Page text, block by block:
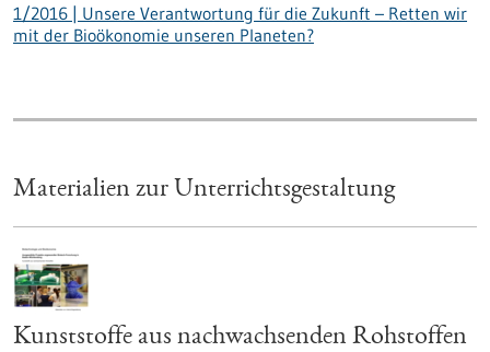
1/2016 | Unsere Verantwortung für die Zukunft – Retten wir
mit der Bioökonomie unseren Planeten?
Materialien zur Unterrichtsgestaltung
Kunststoffe aus nachwachsenden Rohstoffen